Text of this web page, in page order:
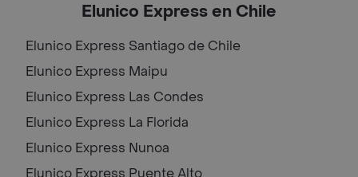
Elunico Express en Chile
Elunico Express Santiago de Chile
Elunico Express Maipu
Elunico Express Las Condes
Elunico Express La Florida
Elunico Express Nunoa
Elunico Express Puente Alto